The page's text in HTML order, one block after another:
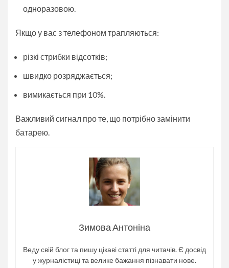
одноразовою.
Якщо у вас з телефоном трапляються:
різкі стрибки відсотків;
швидко розряджається;
вимикається при 10%.
Важливий сигнал про те, що потрібно замінити
батарею.
Зимова Антоніна
Веду свій блог та пишу цікаві статті для читачів. Є досвід
у журналістиці та велике бажання пізнавати нове.